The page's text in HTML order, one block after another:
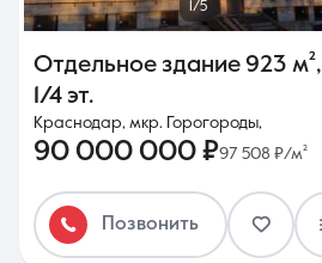
1/5
Отдельное здание 923 м²,
1/4 эт.
Краснодар, мкр. Горогороды,
90 000 000 ₽97 508 ₽/м²
Позвонить